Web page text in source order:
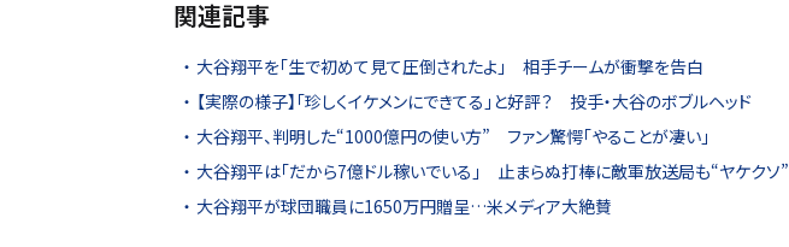
関連記事
大谷翔平を「生で初めて見て圧倒されたよ」 相手チームが衝撃を告白
【実際の様子】「珍しくイケメンにできてる」と好評？ 投手・大谷のボブルヘッド
大谷翔平、判明した“1000億円の使い方” ファン驚愕「やることが凄い」
大谷翔平は「だから7億ドル稼いでいる」 止まらぬ打棒に敵軍放送局も“ヤケクソ”
大谷翔平が球団職員に1650万円贈呈…米メディア大絶賛